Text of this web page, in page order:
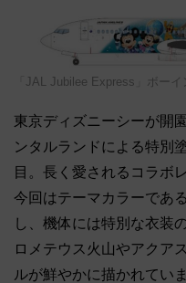
「JAL Jubilee Express」ボー
東京ディズニーシーが開
ンタルランドによる特別
目。長く愛されるコラボ
今回はテーマカラーであ
し、機体には特別な衣装
ロメテウス火山やアクア
ルが鮮やかに描かれていま